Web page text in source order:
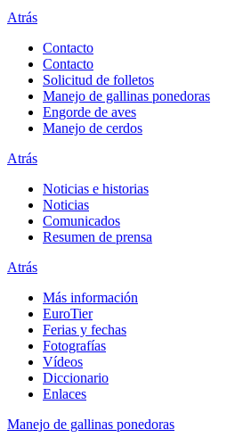
Atrás
Contacto
Contacto
Solicitud de folletos
Manejo de gallinas ponedoras
Engorde de aves
Manejo de cerdos
Atrás
Noticias e historias
Noticias
Comunicados
Resumen de prensa
Atrás
Más información
EuroTier
Ferias y fechas
Fotografías
Vídeos
Diccionario
Enlaces
Manejo de gallinas ponedoras